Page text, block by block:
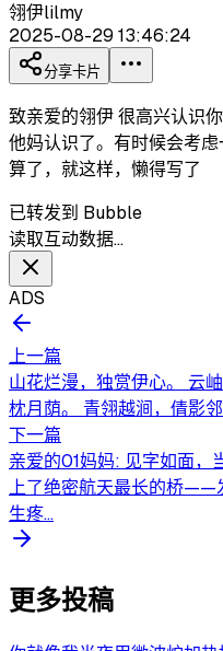
翎伊lilmy
2025-08-29 13:46:24
分享卡片
致亲爱的翎伊 很高兴认识
他妈认识了。有时候会考
算了，就这样，懒得写了
已转发到 Bubble
读取互动数据…
ADS
上一篇
山花烂漫，独赏伊心。 云
枕月荫。 青翎越涧，倩影
下一篇
亲爱的01妈妈: 见字如面，
上了绝密航天最长的桥——
生疼...
更多投稿